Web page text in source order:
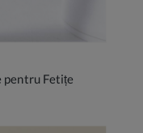
pentru Fetițe